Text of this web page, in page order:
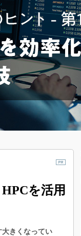
を活用
きくなってい